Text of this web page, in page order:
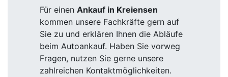
Für einen Ankauf in Kreiensen
kommen unsere Fachkräfte gern auf
Sie zu und erklären Ihnen die Abläufe
beim Autoankauf. Haben Sie vorweg
Fragen, nutzen Sie gerne unsere
zahlreichen Kontaktmöglichkeiten.